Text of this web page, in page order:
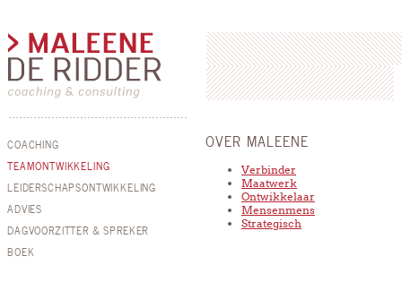
COACHING
TEAMONTWIKKELING
LEIDERSCHAPSONTWIKKELING
ADVIES
DAGVOORZITTER & SPREKER
BOEK
OVER MALEENE
Verbinder
Maatwerk
Ontwikkelaar
Mensenmens
Strategisch